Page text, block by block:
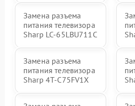
Замена разъема
питания телевизора
Sharp LC-65LBU711C
Замена разъема
питания телевизора
Sharp 4T-C75FV1X